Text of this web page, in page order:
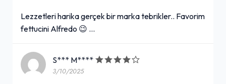
Lezzetleri harika gerçek bir marka tebrikler.. Favorim
fettucini Alfredo 😉 …
S*** M****
3/10/2025